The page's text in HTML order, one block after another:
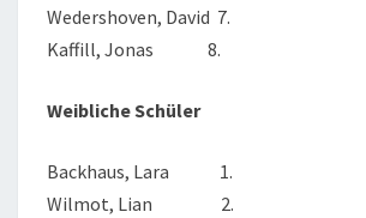
Wedershoven, David 7.
Kaffill, Jonas 8.
Weibliche Schüler
Backhaus, Lara 1.
Wilmot, Lian 2.